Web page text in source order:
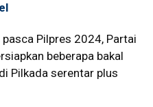
Pilpres 2024, Partai
beberapa bakal
Pilkada serentar plus